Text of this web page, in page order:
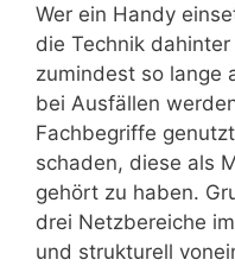
Wer ein Handy
die Technik
zumindest so lange
bei Ausfällen
Fachbegriffe
schaden, diese als
gehört zu haben.
drei Netzbereiche
und strukturell